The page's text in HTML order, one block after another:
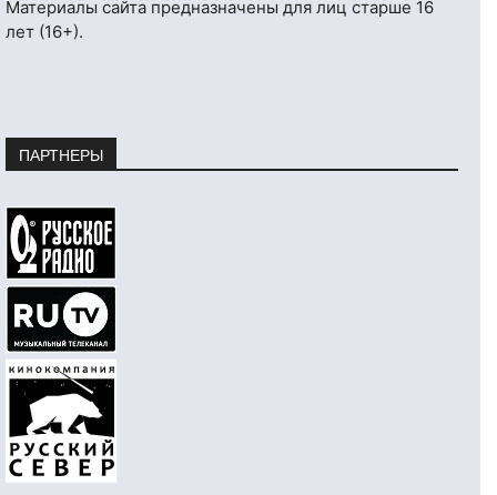
Материалы сайта предназначены для лиц старше 16
лет (16+).
ПАРТНЕРЫ